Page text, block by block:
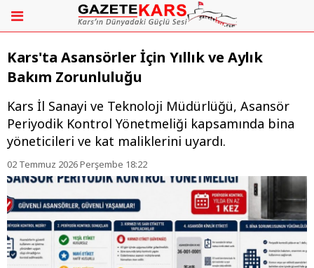
Kars'ta Asansörler İçin Yıllık ve Aylık
Bakım Zorunluluğu
Kars İl Sanayi ve Teknoloji Müdürlüğü, Asansör
Periyodik Kontrol Yönetmeliği kapsamında bina
yöneticileri ve kat maliklerini uyardı.
02 Temmuz 2026 Perşembe 18:22